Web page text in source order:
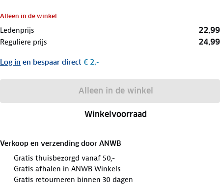
Alleen in de winkel
Ledenprijs 22,99
Reguliere prijs 24,99
Log in en bespaar direct € 2,-
Alleen in de winkel
Winkelvoorraad
Verkoop en verzending door ANWB
Gratis thuisbezorgd vanaf 50,-
Gratis afhalen in ANWB Winkels
Gratis retourneren binnen 30 dagen